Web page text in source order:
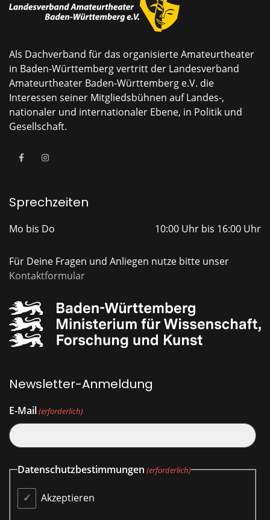
Als Dachverband für das organisierte Amateurtheater
in Baden-Württemberg vertritt der Landesverband
Amateurtheater Baden-Württemberg e.V. die
Interessen seiner Mitgliedsbühnen auf Landes-,
nationaler und internationaler Ebene, in Politik und
Gesellschaft.
Sprechzeiten
Mo bis Do 10:00 Uhr bis 16:00 Uhr
Für Deine Fragen und Anliegen nutze bitte unser
Kontaktformular
Newsletter-Anmeldung
E-Mail(erforderlich)
Datenschutzbestimmungen (erforderlich)
Akzeptieren